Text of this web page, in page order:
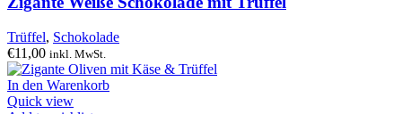
Trüffel, Schokolade
€11,00 inkl. MwSt.
In den Warenkorb
Quick view